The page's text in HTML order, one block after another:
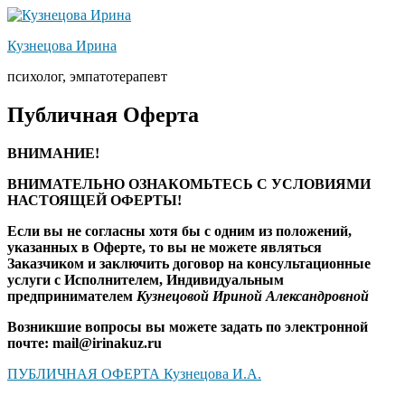
Перейти
содержимому
Кузнецова Ирина
психолог, эмпатотерапевт
Публичная Оферта
ВНИМАНИЕ!
ВНИМАТЕЛЬНО ОЗНАКОМЬТЕСЬ С УСЛОВИЯМИ
НАСТОЯЩЕЙ ОФЕРТЫ!
Если вы не согласны хотя бы с одним из положений,
указанных в Оферте, то вы не можете являться
Заказчиком и заключить договор на консультационные
услуги с Исполнителем, Индивидуальным
предпринимателем Кузнецовой Ириной Александровной
Возникшие вопросы вы можете задать по электронной
почте: mail@irinakuz.ru
ПУБЛИЧНАЯ ОФЕРТА Кузнецова И.А.